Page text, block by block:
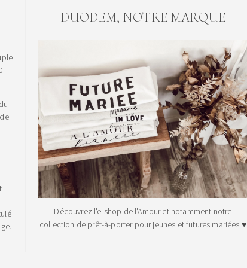
DUODEM, NOTRE MARQUE
Découvrez l'e-shop de l'Amour et notamment notre
collection de prêt-à-porter pour jeunes et futures mariées ♥